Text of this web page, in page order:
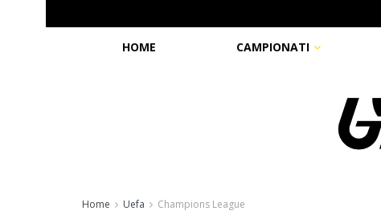
HOME CAMPIONATI
Home Uefa Champions League